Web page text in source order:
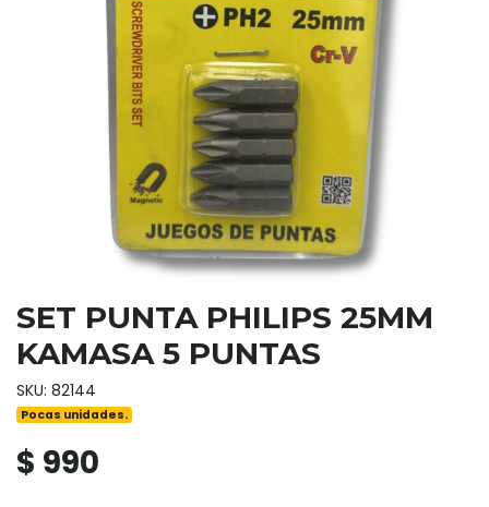
SET PUNTA PHILIPS 25MM
KAMASA 5 PUNTAS
SKU: 82144
Pocas unidades.
$ 990